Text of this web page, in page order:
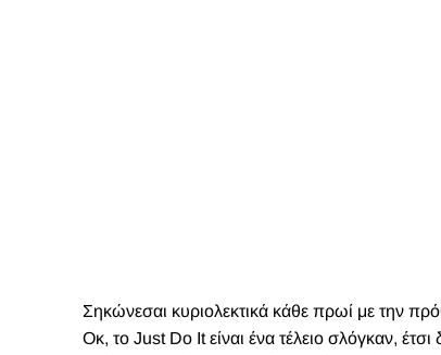
Σηκώνεσαι κυριολεκτικά κάθε πρωί με την
Οκ, το Just Do It είναι ένα τέλειο σλόγκαν,